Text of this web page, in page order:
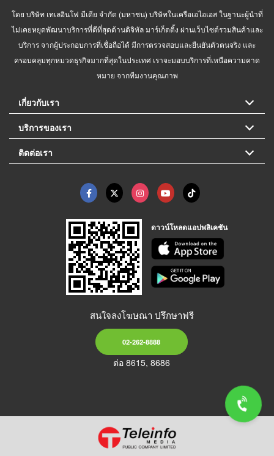
โดย บริษัท เทเลอินโฟ มีเดีย จำกัด (มหาชน) บริษัทในเครือเอไอเอส ในฐานะผู้นำที่
ไม่เคยหยุดพัฒนาบริการที่ดีที่สุดด้านดิจิทัล มาร์เก็ตติ้ง ผ่านเว็บไซต์รวมสินค้าและ
บริการ จากผู้ประกอบการที่เชื่อถือได้ มีการตรวจสอบและยืนยันตัวตนจริง และ
ครอบคลุมทุกหมวดธุรกิจมากที่สุดในประเทศ เราจะมอบบริการที่เหนือความคาด
หมาย จากทีมงานคุณภาพ
เกี่ยวกับเรา
บริการของเรา
ติดต่อเรา
ดาวน์โหลดแอปพลิเคชัน
สนใจลงโฆษณา ปรึกษาฟรี
02-262-8888
ต่อ 8615, 8686